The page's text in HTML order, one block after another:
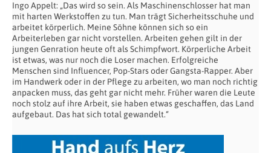
Ingo Appelt: „Das wird so sein. Als Maschinenschlosser hat man
mit harten Werkstoffen zu tun. Man trägt Sicherheitsschuhe und
arbeitet körperlich. Meine Söhne können sich so ein
Arbeiterleben gar nicht vorstellen. Arbeiten gehen gilt in der
jungen Genration heute oft als Schimpfwort. Körperliche Arbeit
ist etwas, was nur noch die Loser machen. Erfolgreiche
Menschen sind Influencer, Pop-Stars oder Gangsta-Rapper. Aber
im Handwerk oder in der Pflege zu arbeiten, wo man noch richtig
anpacken muss, das geht gar nicht mehr. Früher waren die Leute
noch stolz auf ihre Arbeit, sie haben etwas geschaffen, das Land
aufgebaut. Das hat sich total gewandelt.“